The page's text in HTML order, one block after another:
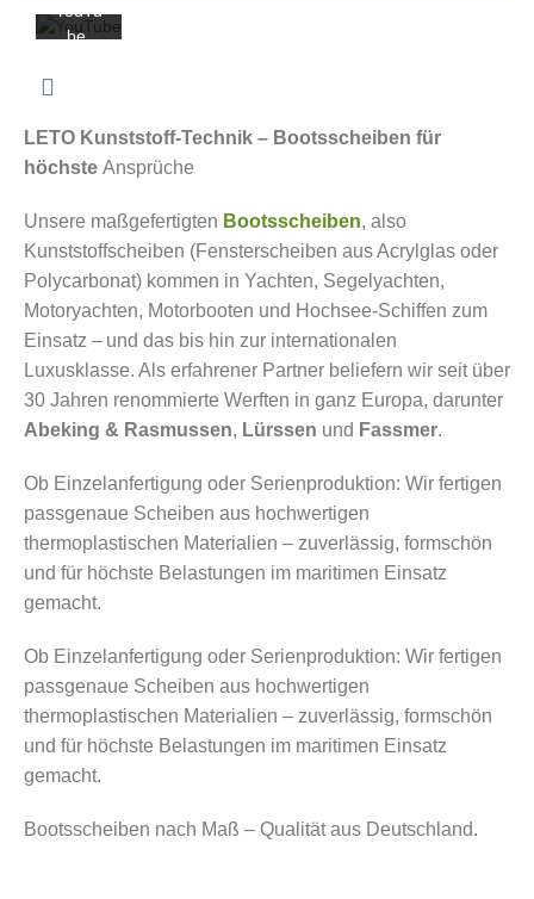
YouTu
be.
Video
YouTub
e immer
entsper
ren
LETO Kunststoff-Technik – Bootsscheiben für
höchste Ansprüche
Unsere maßgefertigten Bootsscheiben, also
Kunststoffscheiben (Fensterscheiben aus Acrylglas oder
Polycarbonat) kommen in Yachten, Segelyachten,
Motoryachten, Motorbooten und Hochsee-Schiffen zum
Einsatz – und das bis hin zur internationalen
Luxusklasse. Als erfahrener Partner beliefern wir seit über
30 Jahren renommierte Werften in ganz Europa, darunter
Abeking & Rasmussen, Lürssen und Fassmer.
Ob Einzelanfertigung oder Serienproduktion: Wir fertigen
passgenaue Scheiben aus hochwertigen
thermoplastischen Materialien – zuverlässig, formschön
und für höchste Belastungen im maritimen Einsatz
gemacht.
Ob Einzelanfertigung oder Serienproduktion: Wir fertigen
passgenaue Scheiben aus hochwertigen
thermoplastischen Materialien – zuverlässig, formschön
und für höchste Belastungen im maritimen Einsatz
gemacht.
Bootsscheiben nach Maß – Qualität aus Deutschland.